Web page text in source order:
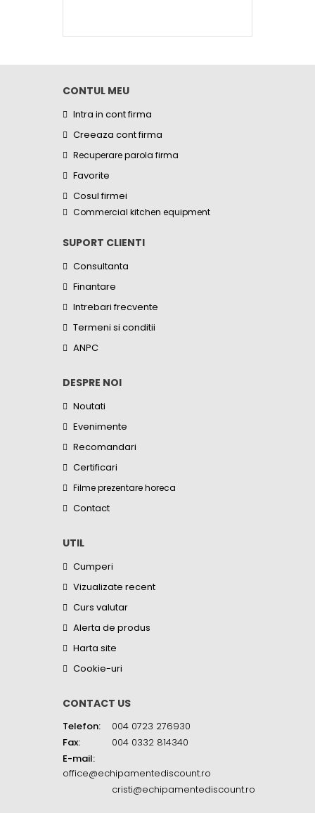
CONTUL MEU
Intra in cont firma
Creeaza cont firma
Recuperare parola firma
Favorite
Cosul firmei
Commercial kitchen equipment
SUPORT CLIENTI
Consultanta
Finantare
Intrebari frecvente
Termeni si conditii
ANPC
DESPRE NOI
Noutati
Evenimente
Recomandari
Certificari
Filme prezentare horeca
Contact
UTIL
Cumperi
Vizualizate recent
Curs valutar
Alerta de produs
Harta site
Cookie-uri
CONTACT US
Telefon:
004 0723 276930
Fax:
004 0332 814340
E-mail:
office@echipamentediscount.ro
cristi@echipamentediscount.ro